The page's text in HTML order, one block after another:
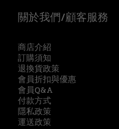
關於我們/顧客服務
商店介紹
訂購須知
退換貨政策
會員折扣與優惠
會員Q&A
付款方式
隱私政策
運送政策